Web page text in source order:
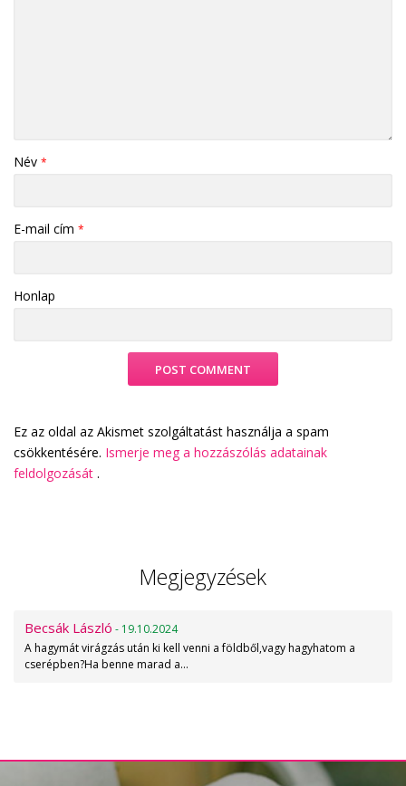
Név *
E-mail cím *
Honlap
Ez az oldal az Akismet szolgáltatást használja a spam
csökkentésére. Ismerje meg a hozzászólás adatainak
feldolgozását .
Megjegyzések
Becsák László - 19.10.2024
A hagymát virágzás után ki kell venni a földből,vagy hagyhatom a
cserépben?Ha benne marad a…